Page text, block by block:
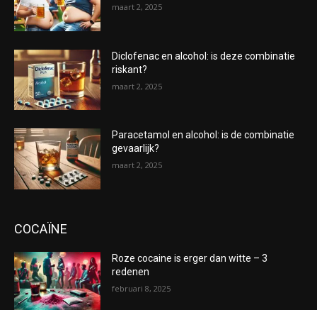
maart 2, 2025
Diclofenac en alcohol: is deze combinatie
riskant?
maart 2, 2025
Paracetamol en alcohol: is de combinatie
gevaarlijk?
maart 2, 2025
COCAÏNE
Roze cocaine is erger dan witte – 3
redenen
februari 8, 2025